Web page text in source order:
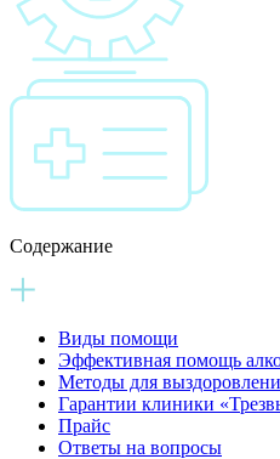
Содержание
Виды помощи
Эффективная помощь
Методы для
Гарантии клиники
Прайс
Ответы на вопросы